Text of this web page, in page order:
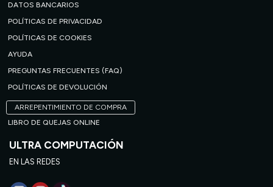
DATOS BANCARIOS
POLÍTICAS DE PRIVACIDAD
POLÍTICAS DE COOKIES
AYUDA
PREGUNTAS FRECUENTES (FAQ)
POLÍTICAS DE DEVOLUCIÓN
ARREPENTIMIENTO DE COMPRA
LIBRO DE QUEJAS ONLINE
ULTRA COMPUTACIÓN
EN LAS REDES